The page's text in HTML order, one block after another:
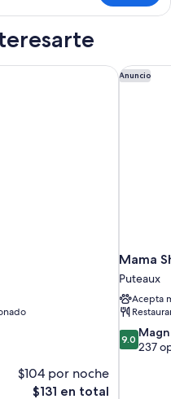
$104 por noche
El
$131 en total
Anuncio
Mama
Puteaux
Acepta
9.0
de
9.0
237
Mama